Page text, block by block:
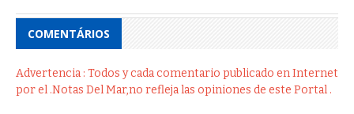
COMENTÁRIOS
Advertencia : Todos y cada comentario publicado en Internet
por el .Notas Del Mar,no refleja las opiniones de este Portal .